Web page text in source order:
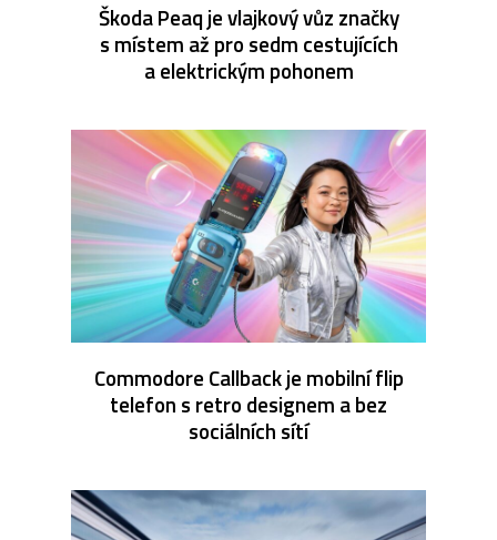
Škoda Peaq je vlajkový vůz značky
s místem až pro sedm cestujících
a elektrickým pohonem
Commodore Callback je mobilní flip
telefon s retro designem a bez
sociálních sítí